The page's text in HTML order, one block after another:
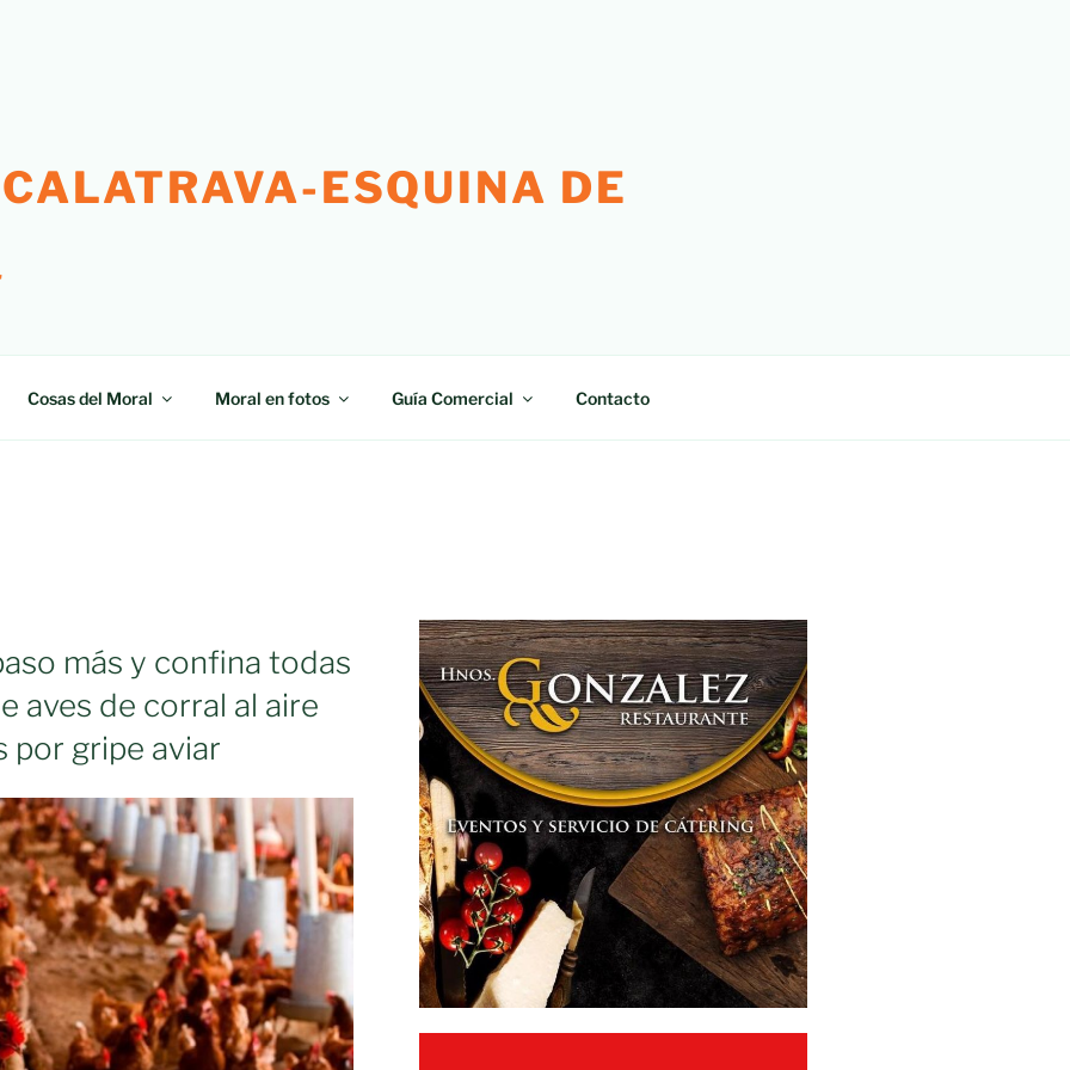
ESQUINA DE
Cosas del Moral Moral en fotos Guía Comercial Contacto
más y confina todas
aves de corral al aire
por gripe aviar